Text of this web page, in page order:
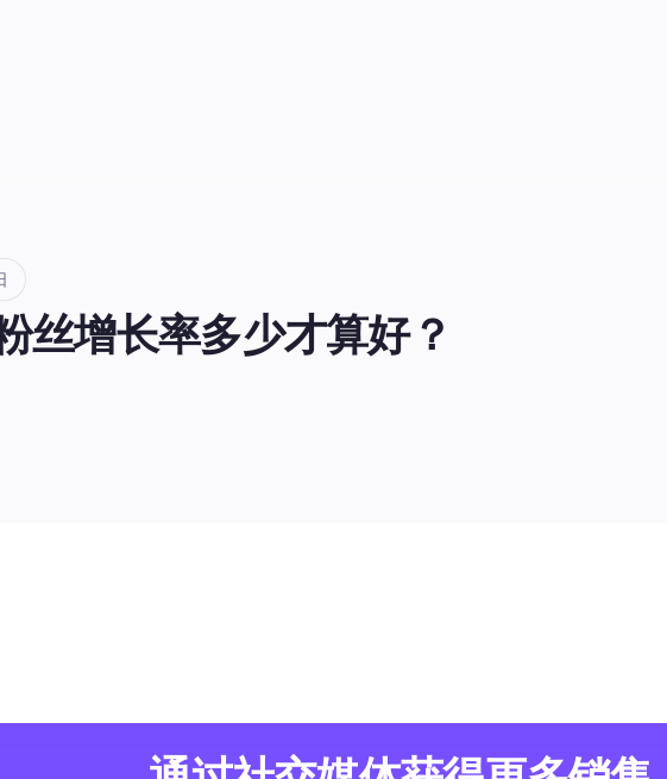
丝增长率多少才算好？